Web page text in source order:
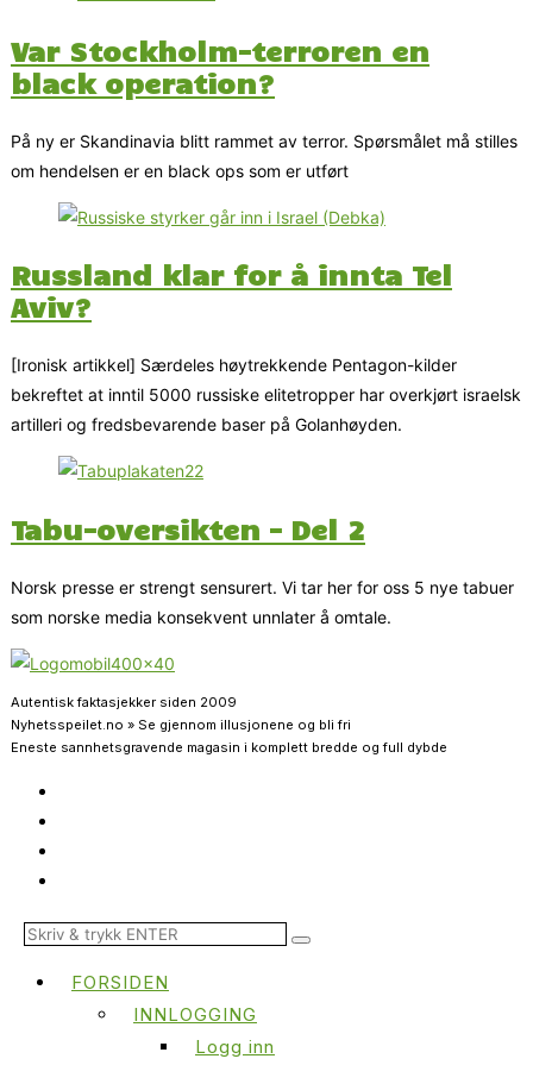
Var Stockholm-terroren en
black operation?
På ny er Skandinavia blitt rammet av terror. Spørsmålet må stilles
om hendelsen er en black ops som er utført
Russland klar for å innta Tel
Aviv?
[Ironisk artikkel] Særdeles høytrekkende Pentagon-kilder
bekreftet at inntil 5000 russiske elitetropper har overkjørt israelsk
artilleri og fredsbevarende baser på Golanhøyden.
Tabu-oversikten – Del 2
Norsk presse er strengt sensurert. Vi tar her for oss 5 nye tabuer
som norske media konsekvent unnlater å omtale.
Autentisk faktasjekker siden 2009
Nyhetsspeilet.no » Se gjennom illusjonene og bli fri
Eneste sannhetsgravende magasin i komplett bredde og full dybde
FORSIDEN
INNLOGGING
Logg inn